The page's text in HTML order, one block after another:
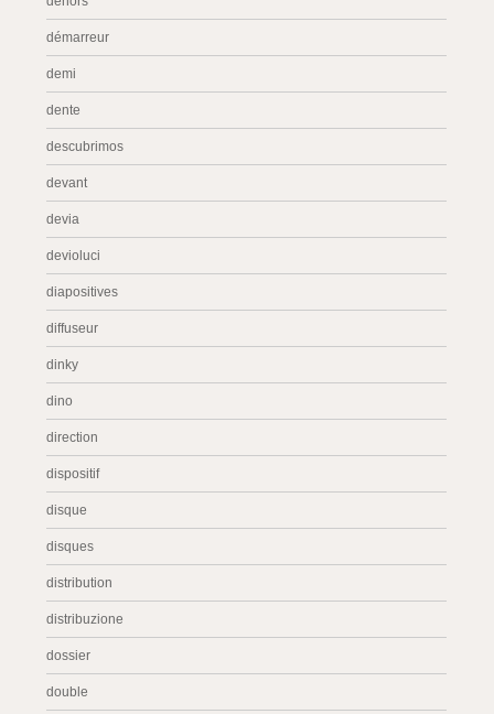
démarreur
demi
dente
descubrimos
devant
devia
devioluci
diapositives
diffuseur
dinky
dino
direction
dispositif
disque
disques
distribution
distribuzione
dossier
double